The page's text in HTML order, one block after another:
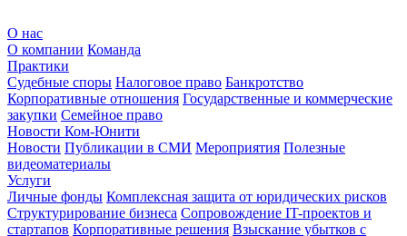
О нас
О компании Команда
Практики
Судебные споры Налоговое право Банкротство
Корпоративные отношения Государственные и коммерческие
закупки Семейное право
Новости Ком-Юнити
Новости Публикации в СМИ Мероприятия Полезные
видеоматериалы
Услуги
Личные фонды Комплексная защита от юридических рисков
Структурирование бизнеса Сопровождение IT-проектов и
стартапов Корпоративные решения Взыскание убытков с